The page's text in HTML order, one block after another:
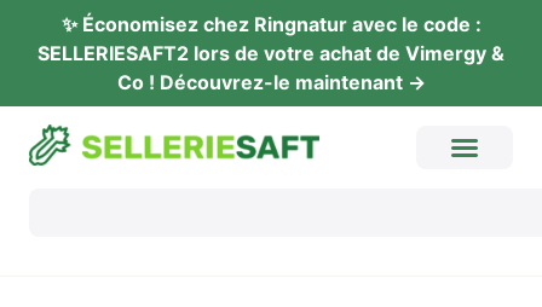
✨ Éco­no­mi­sez chez Ring­na­tur avec le code :
SELLERIESAFT2 lors de vot­re achat de Vimer­gy &
Co ! Décou­vrez-le maintenant →